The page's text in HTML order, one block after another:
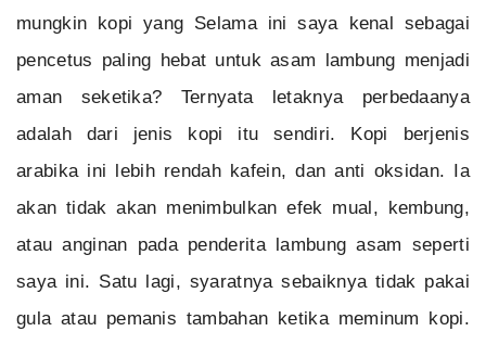
mungkin kopi yang Selama ini saya kenal sebagai
pencetus paling hebat untuk asam lambung menjadi
aman seketika? Ternyata letaknya perbedaanya
adalah dari jenis kopi itu sendiri. Kopi berjenis
arabika ini lebih rendah kafein, dan anti oksidan. Ia
akan tidak akan menimbulkan efek mual, kembung,
atau anginan pada penderita lambung asam seperti
saya ini. Satu lagi, syaratnya sebaiknya tidak pakai
gula atau pemanis tambahan ketika meminum kopi.